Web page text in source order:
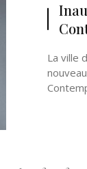
La ville